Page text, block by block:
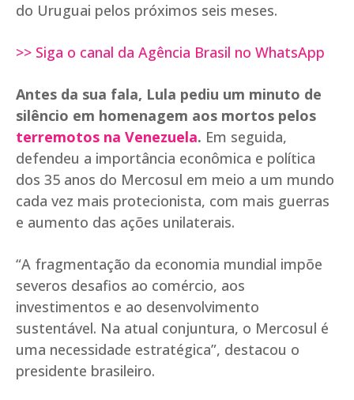
do Uruguai pelos próximos seis meses.
>> Siga o canal da Agência Brasil no WhatsApp
Antes da sua fala, Lula pediu um minuto de
silêncio em homenagem aos mortos pelos
terremotos na Venezuela. Em seguida,
defendeu a importância econômica e política
dos 35 anos do Mercosul em meio a um mundo
cada vez mais protecionista, com mais guerras
e aumento das ações unilaterais.
“A fragmentação da economia mundial impõe
severos desafios ao comércio, aos
investimentos e ao desenvolvimento
sustentável. Na atual conjuntura, o Mercosul é
uma necessidade estratégica”, destacou o
presidente brasileiro.